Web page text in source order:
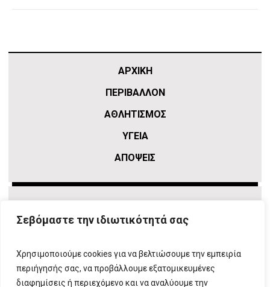
Σεβόμαστε την ιδιωτικότητά σας
Χρησιμοποιούμε cookies για να βελτιώσουμε την εμπειρία
περιήγησής σας, να προβάλλουμε εξατομικευμένες
διαφημίσεις ή περιεχόμενο και να αναλύουμε την
ΑΡΧΙΚΗ
ΠΕΡΙΒΑΛΛΟΝ
ΑΘΛΗΤΙΣΜΌΣ
ΥΓΕΙΑ
ΑΠΟΨΕΙΣ